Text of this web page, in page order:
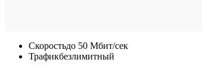
Скоростьдо 50 Мбит/сек
Трафикбезлимитный